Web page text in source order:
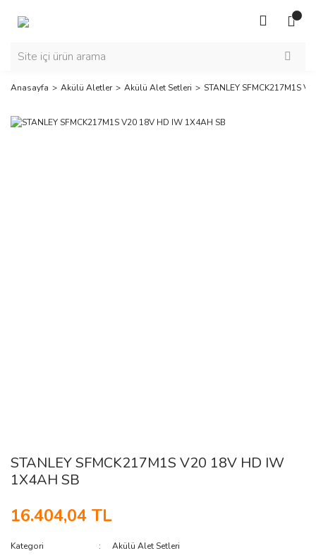
Anasayfa Akülü Aletler Akülü Alet Setleri STANLEY SFMCK217M1S
STANLEY SFMCK217M1S V20 18V HD IW
1X4AH SB
16.404,04 TL
Kategori
Akülü Alet Setleri